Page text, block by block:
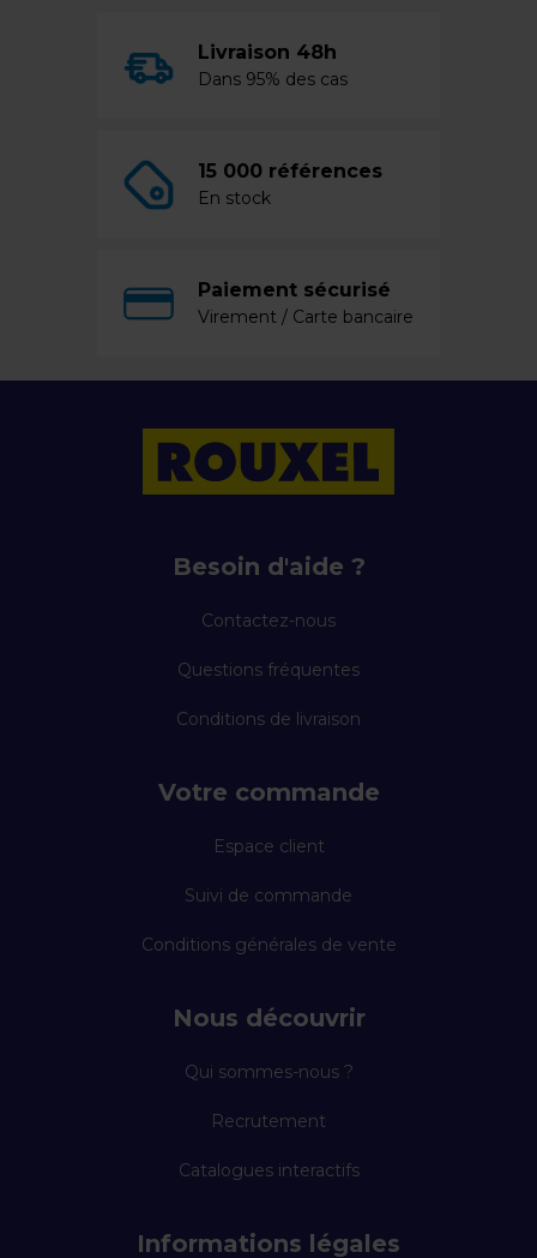
Livraison 48h
Dans 95% des cas
15 000 références
En stock
Paiement sécurisé
Virement / Carte bancaire
Besoin d'aide ?
Contactez-nous
Questions fréquentes
Conditions de livraison
Votre commande
Espace client
Suivi de commande
Conditions générales de vente
Nous découvrir
Qui sommes-nous ?
Recrutement
Catalogues interactifs
Informations légales